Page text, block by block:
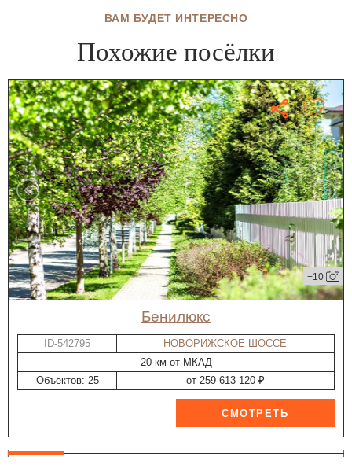
ВАМ БУДЕТ ИНТЕРЕСНО
Похожие посёлки
+10
Бенилюкс
ID-542795
НОВОРИЖСКОЕ ШОССЕ
20 км от МКАД
Объектов: 25
от 259 613 120 ₽